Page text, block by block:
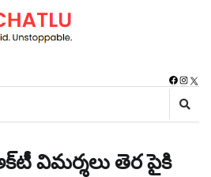
X
విమర్శలు తెర పైకి